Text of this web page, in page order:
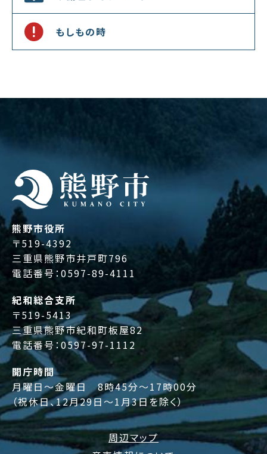
もしもの時
熊野市役所
〒519-4392
三重県熊野市井戸町796
電話番号：0597-89-4111
紀和総合支所
〒519-5413
三重県熊野市紀和町板屋82
電話番号：0597-97-1112
開庁時間
月曜日～金曜日 8時45分～17時00分
（祝休日、12月29日～1月3日を除く）
周辺マップ